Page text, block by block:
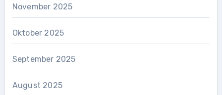
November 2025
Oktober 2025
September 2025
August 2025